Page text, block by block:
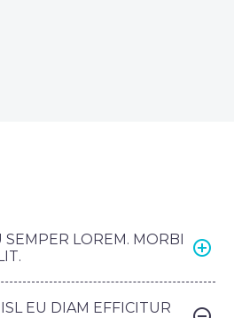
LOREM. MORBI
EU DIAM EFFICITUR